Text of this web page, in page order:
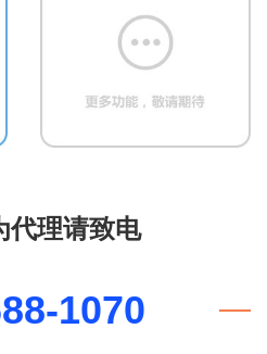
代理请致电
1070